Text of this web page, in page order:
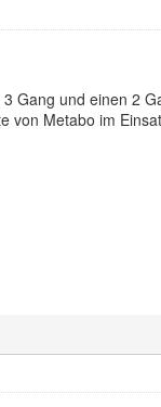
Gang und einen 2
von Metabo im